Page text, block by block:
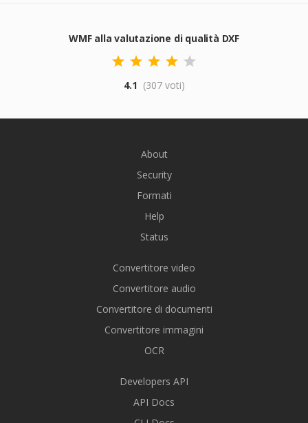
WMF alla valutazione di qualità DXF
4.1 (307 voti)
About
Security
Formati
Help
Status
Convertitore video
Convertitore audio
Convertitore di documenti
Convertitore immagini
OCR
Developers API
API Docs